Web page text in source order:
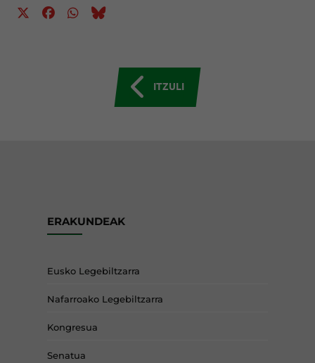
ITZULI
ERAKUNDEAK
Eusko Legebiltzarra
Nafarroako Legebiltzarra
Kongresua
Senatua